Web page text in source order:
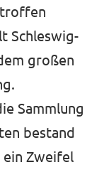
Schleswig-
großen
Sammlung
bestand
ein Zweifel